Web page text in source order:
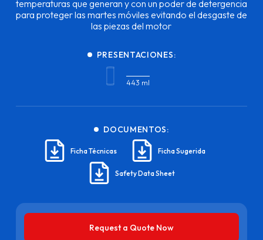
temperaturas que generan y con un poder de detergencia
para proteger las martes móviles evitando el desgaste de
las piezas del motor
PRESENTACIONES:
443 ml
DOCUMENTOS:
Ficha Técnicas Ficha Sugerida
Safety Data Sheet
Request a Quote Now